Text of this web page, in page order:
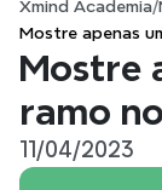
Xmind Academia/
Mostre apenas
Mostre
ramo
11/04/2023